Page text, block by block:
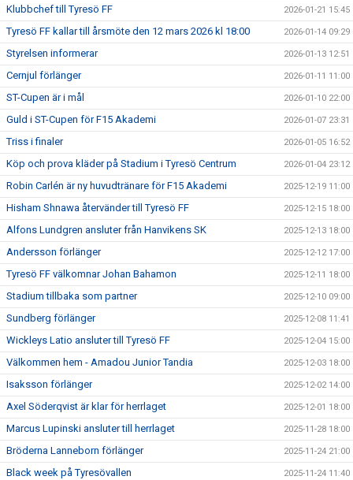
Klubbchef till Tyresö FF 2026-01-21 15:45
Tyresö FF kallar till årsmöte den 12 mars 2026 kl 18:00 2026-01-14 09:29
Styrelsen informerar 2026-01-13 12:51
Cernjul förlänger 2026-01-11 11:00
ST-Cupen är i mål 2026-01-10 22:00
Guld i ST-Cupen för F15 Akademi 2026-01-07 23:31
Triss i finaler 2026-01-05 16:52
Köp och prova kläder på Stadium i Tyresö Centrum 2026-01-04 23:12
Robin Carlén är ny huvudtränare för F15 Akademi 2025-12-19 11:00
Hisham Shnawa återvänder till Tyresö FF 2025-12-15 18:00
Alfons Lundgren ansluter från Hanvikens SK 2025-12-13 18:00
Andersson förlänger 2025-12-12 17:00
Tyresö FF välkomnar Johan Bahamon 2025-12-11 18:00
Stadium tillbaka som partner 2025-12-10 09:00
Sundberg förlänger 2025-12-08 11:41
Wickleys Latio ansluter till Tyresö FF 2025-12-04 15:00
Välkommen hem - Amadou Junior Tandia 2025-12-03 18:00
Isaksson förlänger 2025-12-02 14:00
Axel Söderqvist är klar för herrlaget 2025-12-01 18:00
Marcus Lupinski ansluter till herrlaget 2025-11-28 18:00
Bröderna Lanneborn förlänger 2025-11-24 21:00
Black week på Tyresövallen 2025-11-24 11:40